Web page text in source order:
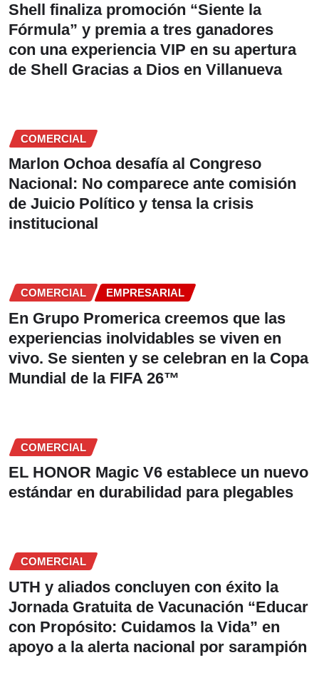
Shell finaliza promoción “Siente la
Fórmula” y premia a tres ganadores
con una experiencia VIP en su apertura
de Shell Gracias a Dios en Villanueva
COMERCIAL
Marlon Ochoa desafía al Congreso
Nacional: No comparece ante comisión
de Juicio Político y tensa la crisis
institucional
COMERCIAL EMPRESARIAL
En Grupo Promerica creemos que las
experiencias inolvidables se viven en
vivo. Se sienten y se celebran en la Copa
Mundial de la FIFA 26™
COMERCIAL
EL HONOR Magic V6 establece un nuevo
estándar en durabilidad para plegables
COMERCIAL
UTH y aliados concluyen con éxito la
Jornada Gratuita de Vacunación “Educar
con Propósito: Cuidamos la Vida” en
apoyo a la alerta nacional por sarampión